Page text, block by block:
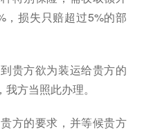
，损失只赔超过5%的部
方欲为装运给贵方的
方当照此办理。
的要求，并等候贵方